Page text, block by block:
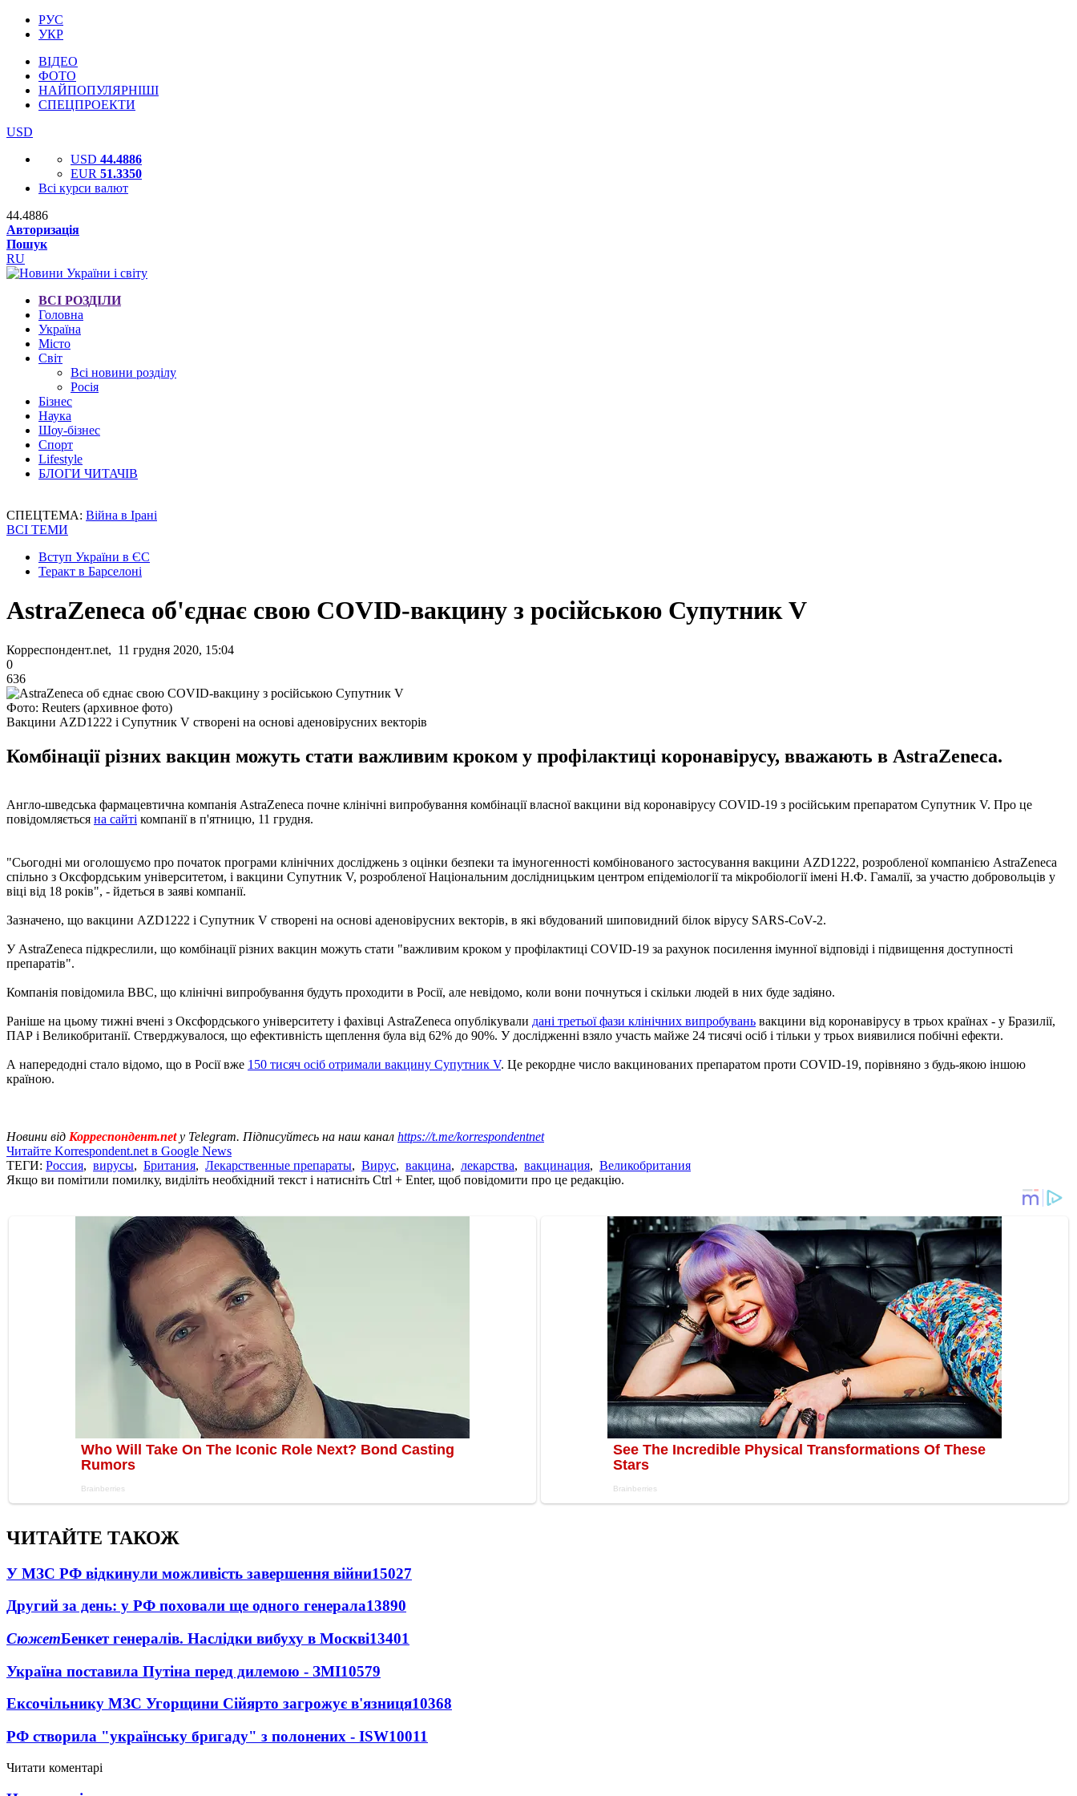
РУС
УКР
ВІДЕО
ФОТО
НАЙПОПУЛЯРНІШІ
СПЕЦПРОЕКТИ
USD
USD 44.4886
EUR 51.3350
Всі курси валют
44.4886
Авторизація
Пошук
RU
ВСІ РОЗДІЛИ
Головна
Україна
Місто
Світ
Всі новини розділу
Росія
Бізнес
Наука
Шоу-бізнес
Спорт
Lifestyle
БЛОГИ ЧИТАЧІВ
СПЕЦТЕМА: Війна в Ірані
ВСІ ТЕМИ
Вступ України в ЄС
Теракт в Барселоні
AstraZeneca об'єднає свою COVID-вакцину з російською Супутник V
Корреспондент.net, 11 грудня 2020, 15:04
0
636
Фото: Reuters (архивное фото)
Вакцини AZD1222 і Супутник V створені на основі аденовірусних векторів
Комбінації різних вакцин можуть стати важливим кроком у профілактиці коронавірусу, вважають в AstraZeneca.
Англо-шведська фармацевтична компанія AstraZeneca почне клінічні випробування комбінації власної вакцини від коронавірусу COVID-19 з російським препаратом Супутник V. Про це
повідомляється на сайті компанії в п'ятницю, 11 грудня.
"Сьогодні ми оголошуємо про початок програми клінічних досліджень з оцінки безпеки та імуногенності комбінованого застосування вакцини AZD1222, розробленої компанією AstraZeneca
спільно з Оксфордським університетом, і вакцини Супутник V, розробленої Національним дослідницьким центром епідеміології та мікробіології імені Н.Ф. Гамалії, за участю добровольців у
віці від 18 років", - йдеться в заяві компанії.
Зазначено, що вакцини AZD1222 і Супутник V створені на основі аденовірусних векторів, в які вбудований шиповидний білок вірусу SARS-CoV-2.
У AstraZeneca підкреслили, що комбінації різних вакцин можуть стати "важливим кроком у профілактиці COVID-19 за рахунок посилення імунної відповіді і підвищення доступності
препаратів".
Компанія повідомила ВВС, що клінічні випробування будуть проходити в Росії, але невідомо, коли вони почнуться і скільки людей в них буде задіяно.
Раніше на цьому тижні вчені з Оксфордського університету і фахівці AstraZeneca опублікували дані третьої фази клінічних випробувань вакцини від коронавірусу в трьох країнах - у Бразилії,
ПАР і Великобританії. Стверджувалося, що ефективність щеплення була від 62% до 90%. У дослідженні взяло участь майже 24 тисячі осіб і тільки у трьох виявилися побічні ефекти.
А напередодні стало відомо, що в Росії вже 150 тисяч осіб отримали вакцину Супутник V. Це рекордне число вакцинованих препаратом проти COVID-19, порівняно з будь-якою іншою
країною.
Новини від Корреспондент.netу Telegram. Підписуйтесь на наш канал https://t.me/korrespondentnet
Читайте Korrespondent.net в Google News
ТЕГИ: Россия, вирусы, Британия, Лекарственные препараты, Вирус, вакцина, лекарства, вакцинация, Великобритания
Якщо ви помітили помилку, виділіть необхідний текст і натисніть Ctrl + Enter, щоб повідомити про це редакцію.
ЧИТАЙТЕ ТАКОЖ
У МЗС РФ відкинули можливість завершення війни15027
Другий за день: у РФ поховали ще одного генерала13890
СюжетБенкет генералів. Наслідки вибуху в Москві13401
Україна поставила Путіна перед дилемою - ЗМІ10579
Ексочільнику МЗС Угорщини Сійярто загрожує в'язниця10368
РФ створила "українську бригаду" з полонених - ISW10011
Читати коментарі